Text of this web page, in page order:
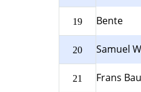
19 Bente
20 Samuel
21 Frans